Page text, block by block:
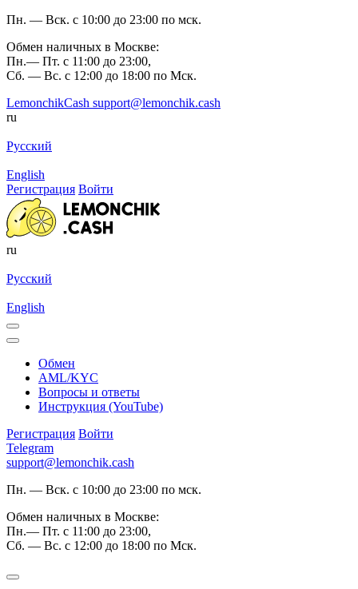
Пн. — Вск. с 10:00 до 23:00 по мск.
Обмен наличных в Москве:
Пн.— Пт. с 11:00 до 23:00,
Сб. — Вс. с 12:00 до 18:00 по Мск.
LemonchikCash support@lemonchik.cash
ru
Русский
English
Регистрация Войти
ru
Русский
English
Обмен
AML/KYC
Вопросы и ответы
Инструкция (YouTube)
Регистрация Войти
Telegram
support@lemonchik.cash
Пн. — Вск. с 10:00 до 23:00 по мск.
Обмен наличных в Москве:
Пн.— Пт. с 11:00 до 23:00,
Сб. — Вс. с 12:00 до 18:00 по Мск.